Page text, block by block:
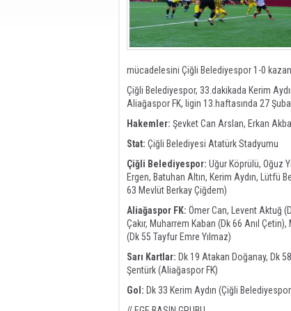
mücadelesini Çiğli Belediyespor 1-0
Çiğli Belediyespor, 33.dakikada Kerim
Aliağaspor FK, ligin 13.haftasında 27
Hakemler: Şevket Can Arslan, Erkan
Stat: Çiğli Belediyesi Atatürk Stadyumu
Çiğli Belediyespor: Uğur Köprülü, Oğuz
Ergen, Batuhan Altın, Kerim Aydın, Lütfü
63 Mevlüt Berkay Çiğdem)
Aliağaspor FK: Ömer Can, Levent Aktuğ
Çakır, Muharrem Kaban (Dk 66 Anıl
(Dk 55 Tayfur Emre Yılmaz)
Sarı Kartlar: Dk 19 Atakan Doğanay, Dk
Şentürk (Aliağaspor FK)
Gol: Dk 33 Kerim Aydın (Çiğli